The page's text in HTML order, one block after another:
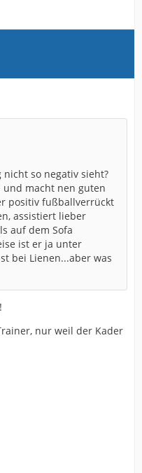
so negativ sieht?
und macht nen guten
positiv fußballverrückt
assistiert lieber
auf dem Sofa
ist er ja unter
bei Lienen...aber was
nur weil der Kader